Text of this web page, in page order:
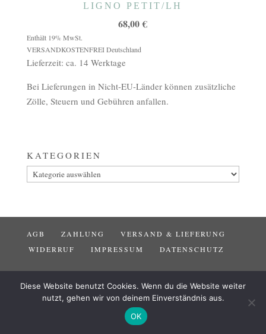
LIGNO PETIT/LH
68,00€
Enthält 19% MwSt.
VERSANDKOSTENFREI Deutschland
Lieferzeit: ca. 14 Werktage
Bei Lieferungen in Nicht-EU-Länder können zusätzliche
Zölle, Steuern und Gebühren anfallen.
KATEGORIEN
Kategorien
AGB ZAHLUNG
VERSAND & LIEFERUNG
WIDERRUF
IMPRESSUM DATENSCHUTZ
Diese Website benutzt Cookies. Wenn du die Website weiter
nutzt, gehen wir von deinem Einverständnis aus.
OK